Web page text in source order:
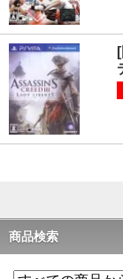
商品検索